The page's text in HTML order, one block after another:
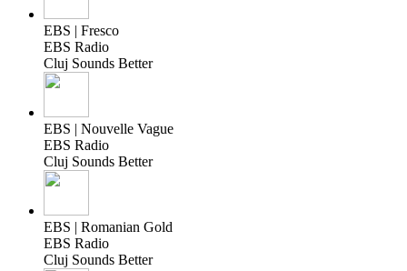
EBS | Fresco
EBS Radio
Cluj Sounds Better
EBS | Nouvelle Vague
EBS Radio
Cluj Sounds Better
EBS | Romanian Gold
EBS Radio
Cluj Sounds Better